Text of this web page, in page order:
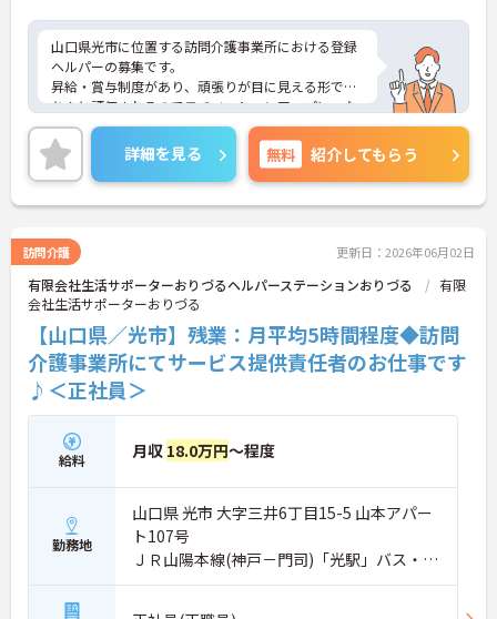
山口県光市に位置する訪問介護事業所における登録
ヘルパーの募集です。
昇給・賞与制度があり、頑張りが目に見える形でき
ちんと評価されるのでモチベーションアップにつな
がります。残業は月平均1時間程度です。ワークライ
フバランスを保ちながらご勤務いただけます。
ご興味のある方には、面接対策ポイントなど、さら
に詳細をお話しいたしますのでお気軽にご相談くだ
さい！
詳細を見る 無料 紹介してもらう
訪問介護 更新日：2026年06月02日
有限会社生活サポーターおりづるヘルパーステーションおりづる
有限
会社生活サポーターおりづる
【山口県／光市】残業：月平均5時間程度◆訪問
介護事業所にてサービス提供責任者のお仕事です
♪＜正社員＞
給料 月収 18.0万円～程度
勤務地
山口県 光市 大字三井6丁目15-5 山本アパー
ト107号
ＪＲ山陽本線(神戸－門司)「光駅」バス・車
5分